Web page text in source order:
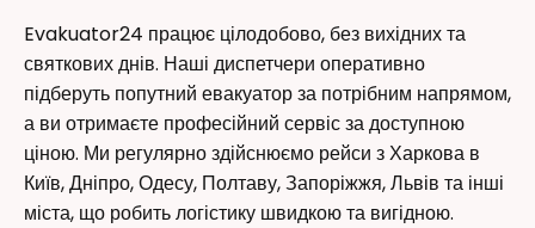
Evakuator24 працює цілодобово, без вихідних та
святкових днів. Наші диспетчери оперативно
підберуть попутний евакуатор за потрібним напрямом,
а ви отримаєте професійний сервіс за доступною
ціною. Ми регулярно здійснюємо рейси з Харкова в
Київ, Дніпро, Одесу, Полтаву, Запоріжжя, Львів та інші
міста, що робить логістику швидкою та вигідною.